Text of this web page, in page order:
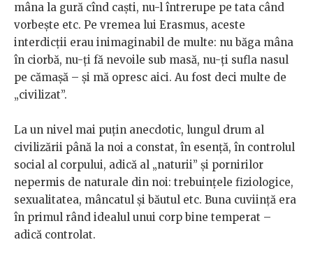
mâna la gură cînd caști, nu-l întrerupe pe tata când
vorbește etc. Pe vremea lui Erasmus, aceste
interdicții erau inimaginabil de multe: nu băga mâna
în ciorbă, nu-ți fă nevoile sub masă, nu-ți sufla nasul
pe cămașă – și mă opresc aici. Au fost deci multe de
„civilizat”.
La un nivel mai puțin anecdotic, lungul drum al
civilizării până la noi a constat, în esență, în controlul
social al corpului, adică al „naturii” și pornirilor
nepermis de naturale din noi: trebuințele fiziologice,
sexualitatea, mâncatul și băutul etc. Buna cuviință era
în primul rând idealul unui corp bine temperat –
adică controlat.